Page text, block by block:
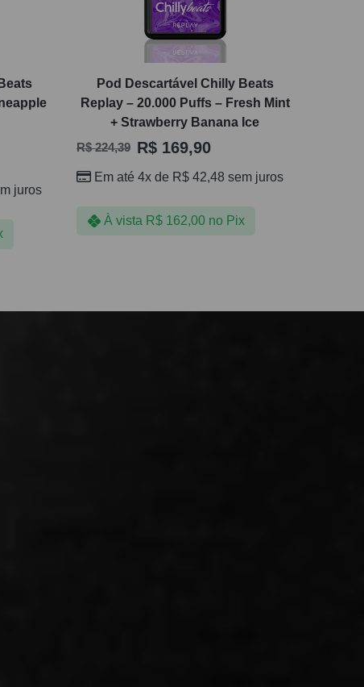
juros
Pod Descartável Chilly Beats
Replay – 20.000 Puffs – Fresh Mint
+ Strawberry Banana Ice
R$224,39 R$169,90
Em até 4x de R$42,48 sem juros
À vista R$162,00 no Pix